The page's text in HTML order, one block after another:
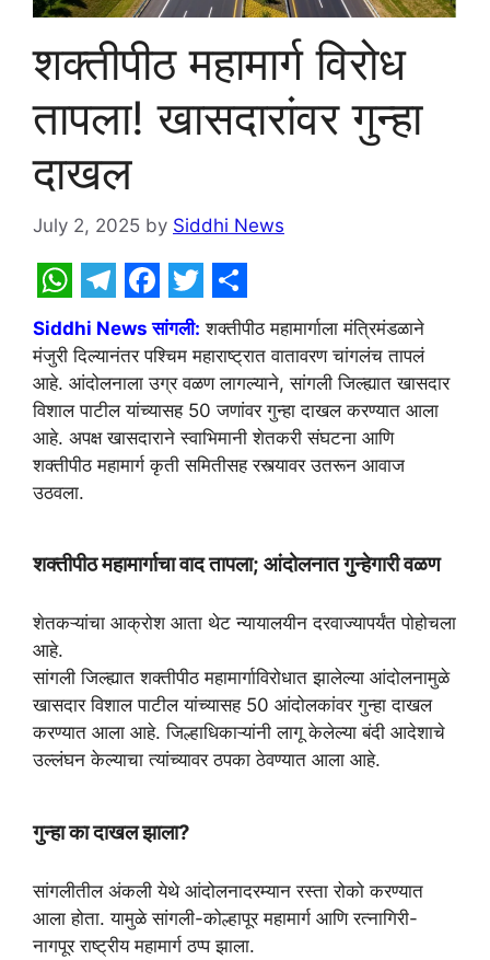
शक्तीपीठ महामार्ग विरोध
तापला! खासदारांवर गुन्हा
दाखल
July 2, 2025 by Siddhi News
W
h
a
t
s
A
p
T
e
l
e
g
r
m
F
a
c
e
b
k
T
w
i
t
t
S
h
a
r
e
Siddhi News सांगली: शक्तीपीठ महामार्गाला मंत्रिमंडळाने
मंजुरी दिल्यानंतर पश्चिम महाराष्ट्रात वातावरण चांगलंच तापलं
आहे. आंदोलनाला उग्र वळण लागल्याने, सांगली जिल्ह्यात खासदार
विशाल पाटील यांच्यासह 50 जणांवर गुन्हा दाखल करण्यात आला
आहे. अपक्ष खासदाराने स्वाभिमानी शेतकरी संघटना आणि
शक्तीपीठ महामार्ग कृती समितीसह रस्त्यावर उतरून आवाज
उठवला.
शक्तीपीठ महामार्गाचा वाद तापला; आंदोलनात गुन्हेगारी वळण
शेतकऱ्यांचा आक्रोश आता थेट न्यायालयीन दरवाज्यापर्यंत पोहोचला
आहे.
सांगली जिल्ह्यात शक्तीपीठ महामार्गाविरोधात झालेल्या आंदोलनामुळे
खासदार विशाल पाटील यांच्यासह 50 आंदोलकांवर गुन्हा दाखल
करण्यात आला आहे. जिल्हाधिकाऱ्यांनी लागू केलेल्या बंदी आदेशाचे
उल्लंघन केल्याचा त्यांच्यावर ठपका ठेवण्यात आला आहे.
गुन्हा का दाखल झाला?
सांगलीतील अंकली येथे आंदोलनादरम्यान रस्ता रोको करण्यात
आला होता. यामुळे सांगली-कोल्हापूर महामार्ग आणि रत्नागिरी-
नागपूर राष्ट्रीय महामार्ग ठप्प झाला.